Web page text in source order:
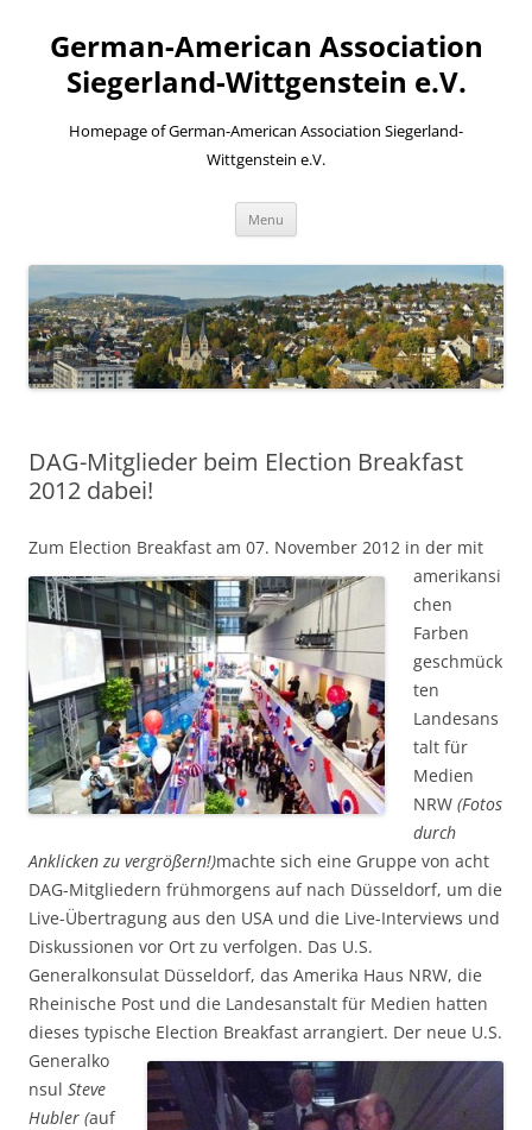
content
German-American Association
Siegerland-Wittgenstein e.V.
Homepage of German-American Association Siegerland-
Wittgenstein e.V.
Menu
DAG-Mitglieder beim Election Breakfast
2012 dabei!
Zum Election Breakfast am 07. November 2012 in der mit
amerikansi
chen
Farben
geschmück
ten
Landesans
talt für
Medien
NRW (Fotos
durch
Anklicken zu vergrößern!)machte sich eine Gruppe von acht
DAG-Mitgliedern frühmorgens auf nach Düsseldorf, um die
Live-Übertragung aus den USA und die Live-Interviews und
Diskussionen vor Ort zu verfolgen. Das U.S.
Generalkonsulat Düsseldorf, das Amerika Haus NRW, die
Rheinische Post und die Landesanstalt für Medien hatten
dieses typische Election Breakfast arrangiert. Der neue U.S.
Generalko
nsul Steve
Hubler (auf